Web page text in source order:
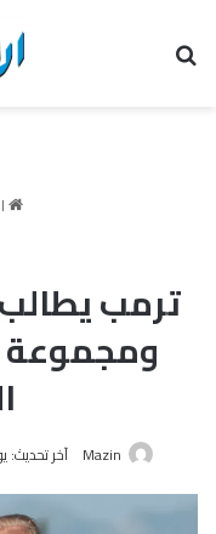
ترمب
ومجموعة
Mazin آخر تحديث: يونيو